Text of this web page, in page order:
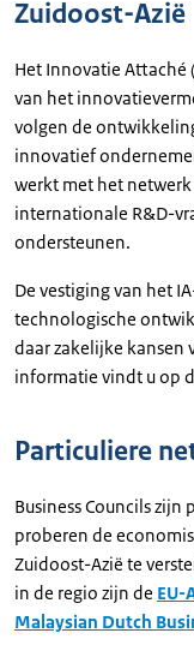
Zuidoost-Azië
Het Innovatie Attaché
van het
volgen de
innovatief
werkt met het
internationale R&D-
ondersteunen.
De vestiging van het
technologische
daar zakelijke kansen
informatie vindt u op
Particuliere
Business Councils
proberen de
Zuidoost-Azië te
in de regio zijn de EU-
Malaysian Dutch